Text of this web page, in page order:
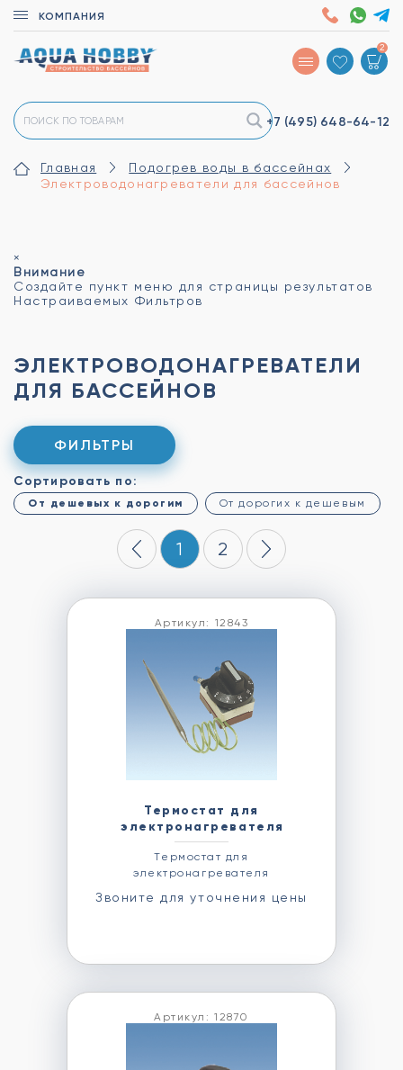
КОМПАНИЯ
+7 (495) 648-64-12
2
Главная
Подогрев воды в бассейнах
Электроводонагреватели для бассейнов
×
Внимание
Создайте пункт меню для страницы результатов
Настраиваемых Фильтров
ЭЛЕКТРОВОДОНАГРЕВАТЕЛИ
ДЛЯ БАССЕЙНОВ
ФИЛЬТРЫ
Сортировать по:
От дешевых к дорогим От дорогих к дешевым
1 2
Артикул: 12843
Термостат для
электронагревателя
Термостат для
электронагревателя
Звоните для уточнения цены
Артикул: 12870